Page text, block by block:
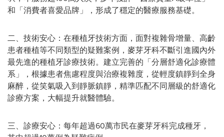
和「消費者喜愛品牌」，形成了穩定的醫療服務基礎。
二、技術安心：在種植牙技術方面，面對複雜骨增量、高齡
患者種植等不同類型的疑難案例，麥芽牙科不斷引進國內外
最先進的種植牙診療技術。建立完善的「分層舒適化診療體
系」，根據患者焦慮程度與治療複雜度，從輕度鎮靜到全身
麻醉，從笑氣吸入到靜脈鎮靜，精準匹配不同層級的舒適化
診療方案，大幅提升就醫體驗。
三、診療安心：每年超過60萬市民在麥芽牙科完成種牙，